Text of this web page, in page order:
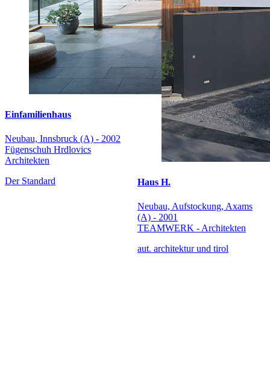
Einfamilienhaus
Neubau, Innsbruck (A) - 2002
Fügenschuh Hrdlovics
Architekten
Der Standard
Haus H.
Neubau, Aufstockung, Axams
(A) - 2001
TEAMWERK - Architekten
aut. architektur und tirol